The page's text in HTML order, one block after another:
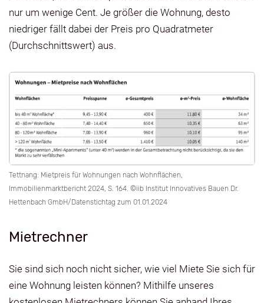
nur um wenige Cent. Je größer die Wohnung, desto
niedriger fällt dabei der Preis pro Quadratmeter
(Durchschnittswert) aus.
Tettnang: Mietpreis für Wohnungen nach Wohnflächen,
Immobilienmarktbericht 2024, S. 164. ©iib Institut Innovatives Bauen Dr.
Hettenbach GmbH/Datenstichtag zum 01.01.2024
Mietrechner
Sie sind sich noch nicht sicher, wie viel Miete Sie sich für
eine Wohnung leisten können? Mithilfe unseres